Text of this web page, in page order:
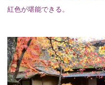
紅色が堪能できる。